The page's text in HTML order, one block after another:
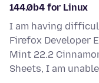
144.0b4 for Linux
I am having
Firefox Developer
Mint 22.2
Sheets, I am